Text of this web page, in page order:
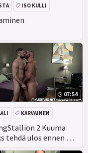
ISO KULLI
07:54
2 Kuuma
tehdä ulos ennen BB
KARVAINEN